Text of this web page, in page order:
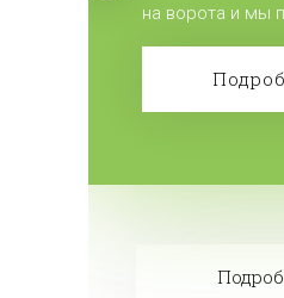
на ворота и мы
лучшие условия.